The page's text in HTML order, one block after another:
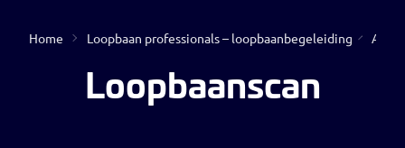
Home Loopbaan professionals – loopbaanbegeleiding
Loopbaanscan